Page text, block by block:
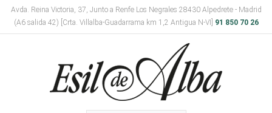
Avda. Reina Victoria, 37, Junto a Renfe Los Negrales 28430 Alpedrete - Madrid
(A6 salida 42) [Crta. Villalba-Guadarrama km 1,2 Antigua N-VI]
91 850 70 26